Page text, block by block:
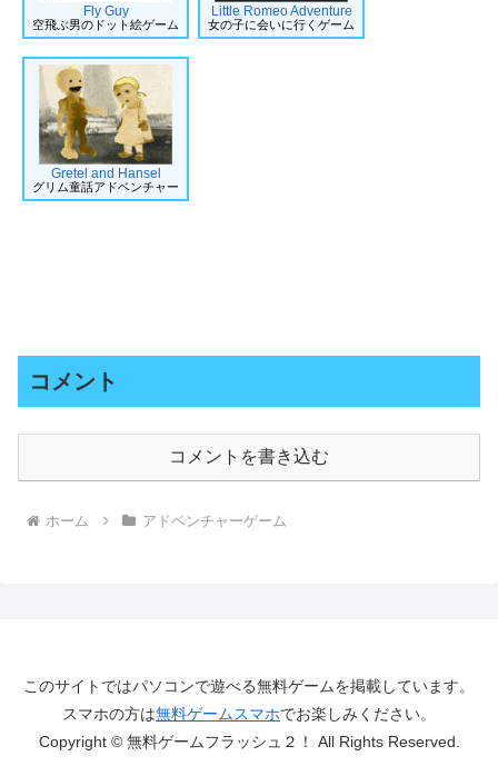
Fly Guy
空飛ぶ男のドット絵ゲーム
Little Romeo Adventure
女の子に会いに行くゲーム
Gretel and Hansel
グリム童話アドベンチャー
コメント
コメントを書き込む
ホーム アドベンチャーゲーム
このサイトではパソコンで遊べる無料ゲームを掲載しています。
スマホの方は無料ゲームスマホでお楽しみください。
Copyright © 無料ゲームフラッシュ２！ All Rights Reserved.